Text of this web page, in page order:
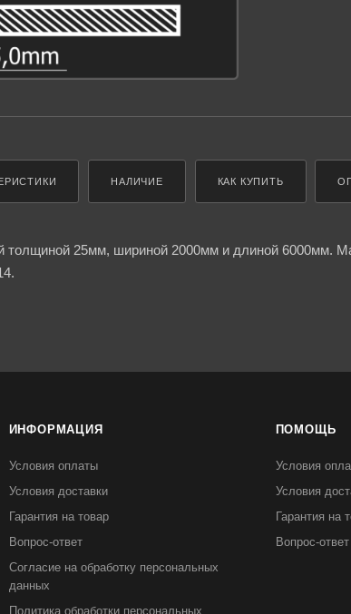
НАЛИЧИЕ КАК КУПИТЬ
толщиной 25мм, шириной 2000мм и длиной 6000мм.
ИНФОРМАЦИЯ
Условия оплаты
Условия доставки
Гарантия на товар
Вопрос-ответ
Согласие на обработку персональных
данных
Политика обработки персональных
ПОМОЩЬ
Условия
Условия
Гарантия на
Вопрос-ответ